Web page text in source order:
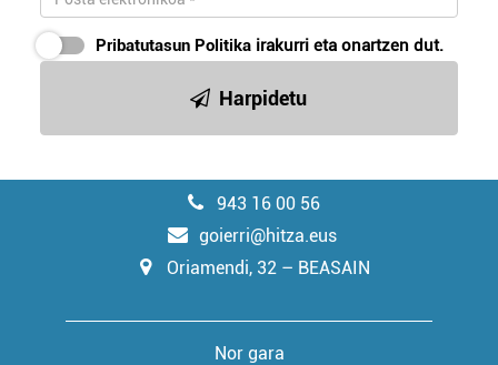
Pribatutasun Politika irakurri eta onartzen dut.
Harpidetu
943 16 00 56
goierri@hitza.eus
Oriamendi, 32 – BEASAIN
Nor gara